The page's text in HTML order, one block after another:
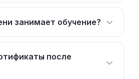
занимает обучение?
после